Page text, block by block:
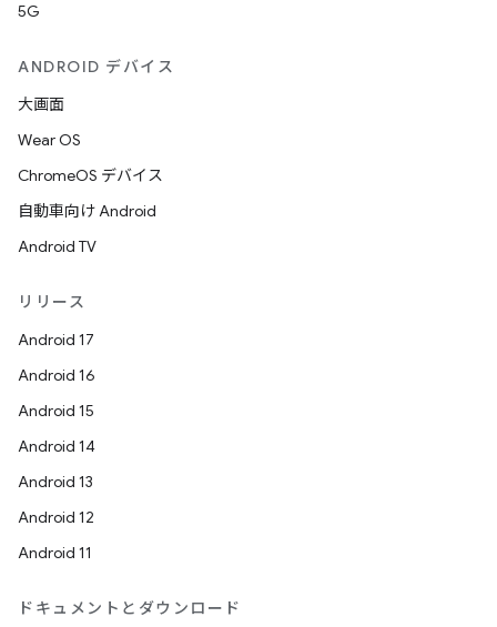
5G
ANDROID デバイス
大画面
Wear OS
ChromeOS デバイス
自動車向け Android
Android TV
リリース
Android 17
Android 16
Android 15
Android 14
Android 13
Android 12
Android 11
ドキュメントとダウンロード